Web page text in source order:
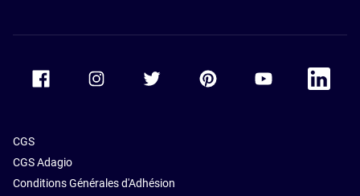
Accor Facebook Accor TwitterAccor PinterestAccor Youtube
Accor
CGS
CGS Adagio
Conditions Générales d'Adhésion